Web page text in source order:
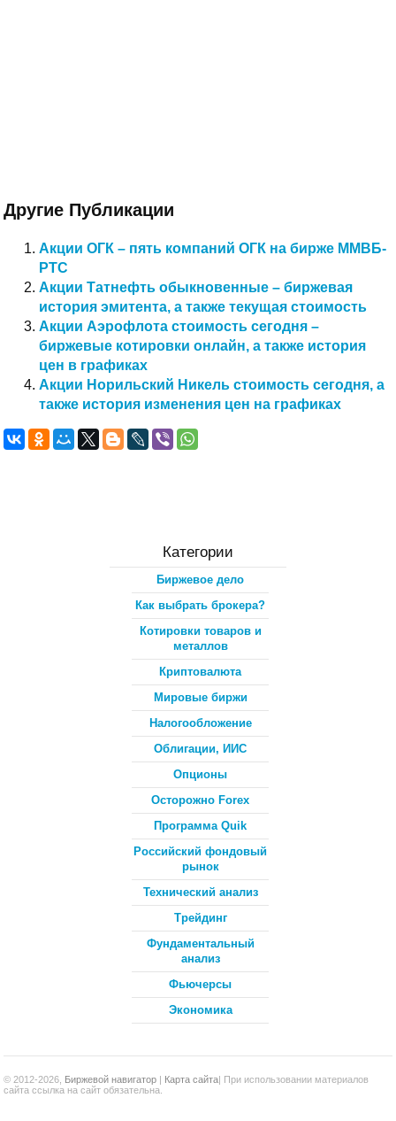
Другие Публикации
Акции ОГК – пять компаний ОГК на бирже ММВБ-
РТС
Акции Татнефть обыкновенные – биржевая
история эмитента, а также текущая стоимость
Акции Аэрофлота стоимость сегодня –
биржевые котировки онлайн, а также история
цен в графиках
Акции Норильский Никель стоимость сегодня, а
также история изменения цен на графиках
Категории
Биржевое дело
Как выбрать брокера?
Котировки товаров и
металлов
Криптовалюта
Мировые биржи
Налогообложение
Облигации, ИИС
Опционы
Осторожно Forex
Программа Quik
Российский фондовый
рынок
Технический анализ
Трейдинг
Фундаментальный
анализ
Фьючерсы
Экономика
© 2012-2026, Биржевой навигатор | Карта сайта| При использовании материалов
сайта ссылка на сайт обязательна.